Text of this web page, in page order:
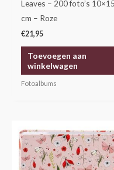
Leaves – 200 foto’s 10×15
cm – Roze
€21,95
Toevoegen aan
winkelwagen
Fotoalbums